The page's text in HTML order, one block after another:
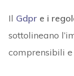
Il Gdpr e i
sottolineano
comprensibili